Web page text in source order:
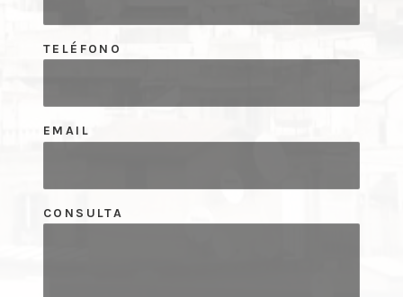
TELÉFONO
EMAIL
CONSULTA